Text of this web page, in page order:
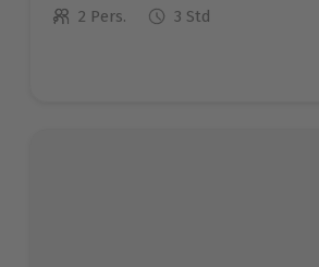
Anzahl der Teilnehmer
2 Pers. 3 Std